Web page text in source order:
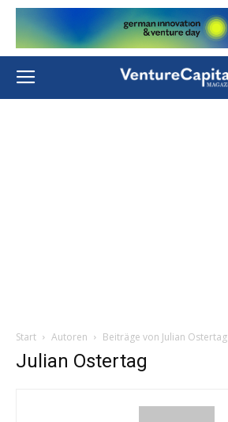
Start Autoren Beiträge von Julian Ostertag
Julian Ostertag